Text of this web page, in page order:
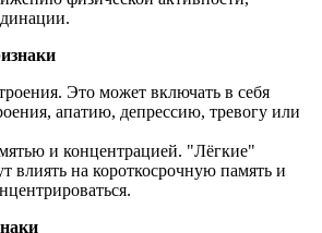
Это может включать в себя
апатию, депрессию, тревогу или
и концентрацией. "Лёгкие"
влиять на короткосрочную память и